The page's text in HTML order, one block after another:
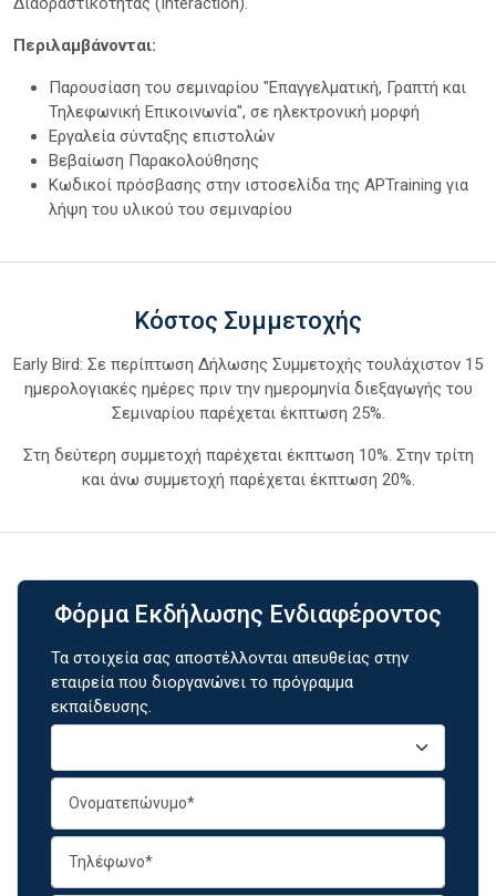
Περιλαμβάνονται:
Παρουσίαση του σεμιναρίου "Επαγγελματική, Γραπτή και
Τηλεφωνική Επικοινωνία", σε ηλεκτρονική μορφή
Εργαλεία σύνταξης επιστολών
Βεβαίωση Παρακολούθησης
Κωδικοί πρόσβασης στην ιστοσελίδα της APTraining για
λήψη του υλικού του σεμιναρίου
Κόστος Συμμετοχής
Early Bird: Σε περίπτωση Δήλωσης Συμμετοχής τουλάχιστον 15
ημερολογιακές ημέρες πριν την ημερομηνία διεξαγωγής του
Σεμιναρίου παρέχεται έκπτωση 25%.
Στη δεύτερη συμμετοχή παρέχεται έκπτωση 10%. Στην τρίτη
και άνω συμμετοχή παρέχεται έκπτωση 20%.
Φόρμα Εκδήλωσης Ενδιαφέροντος
Τα στοιχεία σας αποστέλλονται απευθείας στην
εταιρεία που διοργανώνει το πρόγραμμα
εκπαίδευσης.